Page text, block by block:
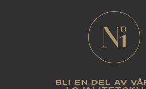
BLI EN DEL AV